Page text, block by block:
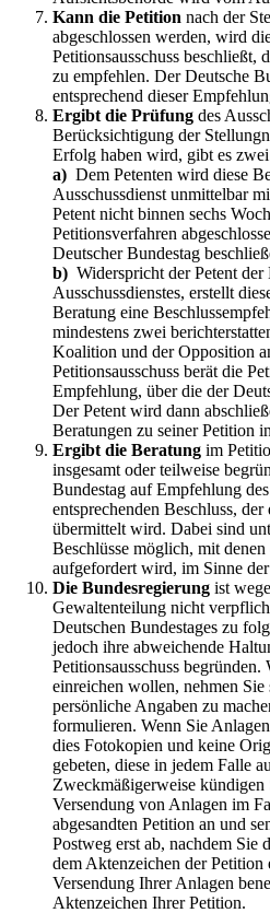
Kann die Petition nach der
abgeschlossen werden, wird
Petitionsausschuss beschließt,
zu empfehlen. Der Deutsche
entsprechend dieser
Ergibt die Prüfung des
Berücksichtigung der
Erfolg haben wird, gibt es
a) Dem Petenten wird diese
Ausschussdienst unmittelbar
Petent nicht binnen sechs
Petitionsverfahren
Deutscher Bundestag
b) Widerspricht der Petent der
Ausschussdienstes, erstellt
Beratung eine
mindestens zwei
Koalition und der Opposition
Petitionsausschuss berät die
Empfehlung, über die der
Der Petent wird dann
Beratungen zu seiner Petition
Ergibt die Beratung im
insgesamt oder teilweise
Bundestag auf Empfehlung
entsprechenden Beschluss,
übermittelt wird. Dabei sind
Beschlüsse möglich, mit
aufgefordert wird, im Sinne
Die Bundesregierung ist
Gewaltenteilung nicht
Deutschen Bundestages zu
jedoch ihre abweichende
Petitionsausschuss begründen.
einreichen wollen, nehmen
persönliche Angaben zu
formulieren. Wenn Sie
dies Fotokopien und keine
gebeten, diese in jedem Falle
Zweckmäßigerweise kündigen
Versendung von Anlagen im
abgesandten Petition an und
Postweg erst ab, nachdem Sie
dem Aktenzeichen der Petition
Versendung Ihrer Anlagen
Aktenzeichen Ihrer Petition.